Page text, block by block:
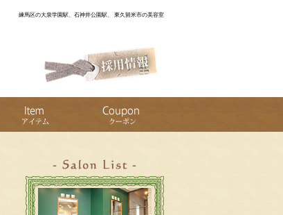
練馬区の大泉学園駅、石神井公園駅、 東久留米市の美容室